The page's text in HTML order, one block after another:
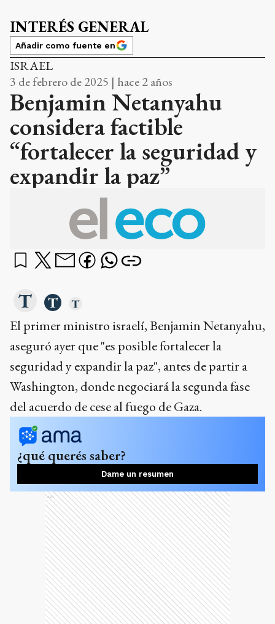
INTERÉS GENERAL
Añadir como fuente en
ISRAEL
3 de febrero de 2025 | hace 2 años
Benjamin Netanyahu
considera factible
“fortalecer la seguridad y
expandir la paz”
El primer ministro israelí, Benjamin Netanyahu,
aseguró ayer que "es posible fortalecer la
seguridad y expandir la paz", antes de partir a
Washington, donde negociará la segunda fase
del acuerdo de cese al fuego de Gaza.
¿qué querés saber?
Dame un resumen
Ads